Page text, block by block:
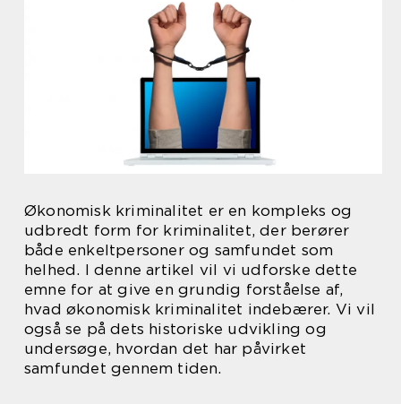
Økonomisk kriminalitet er en kompleks og
udbredt form for kriminalitet, der berører
både enkeltpersoner og samfundet som
helhed. I denne artikel vil vi udforske dette
emne for at give en grundig forståelse af,
hvad økonomisk kriminalitet indebærer. Vi vil
også se på dets historiske udvikling og
undersøge, hvordan det har påvirket
samfundet gennem tiden.